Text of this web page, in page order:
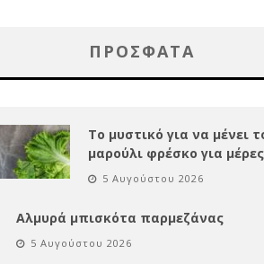
ΠΡΌΣΦΑΤΑ
Το μυστικό για να μένει
μαρούλι φρέσκο για μέρες
5 Αυγούστου 2026
Αλμυρά μπισκότα παρμεζάνας
5 Αυγούστου 2026